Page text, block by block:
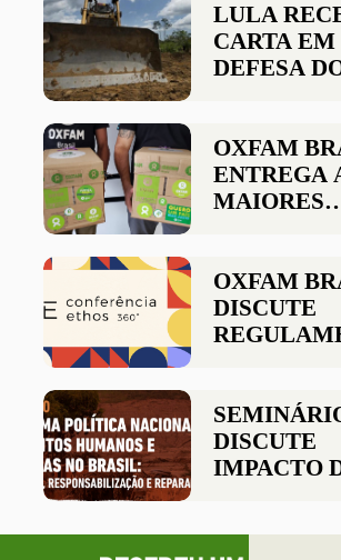
PELA
MINISTRO
SILVIO
ALMEIDA
LULA
CARTA EM
DEFESA
HUMANOS
EMPRESAS
OXFAM
ENTREGA
MAIORES
PETIÇÃO
130 MIL
OXFAM
DISCUTE
HUMANOS
PELAS
DISCUTE
IMPACTO